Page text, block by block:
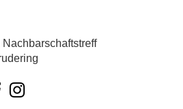
Nachbarschaftstreff